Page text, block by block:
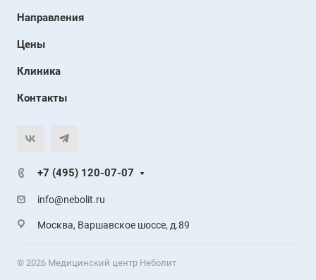
Направления
Цены
Клиника
Контакты
+7 (495) 120-07-07
info@nebolit.ru
Москва, Варшавское шоссе, д.89
© 2026 Медицинский центр Неболит